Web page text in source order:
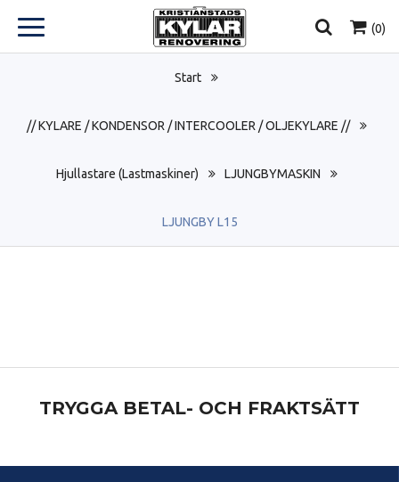
(0)
Start
// KYLARE / KONDENSOR / INTERCOOLER / OLJEKYLARE //
Hjullastare (Lastmaskiner) LJUNGBYMASKIN
LJUNGBY L15
TRYGGA BETAL- OCH FRAKTSÄTT